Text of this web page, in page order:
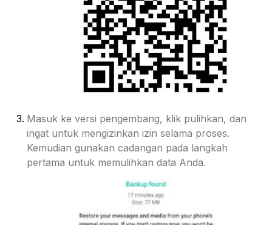
Masuk ke versi pengembang, klik pulihkan, dan
ingat untuk mengizinkan izin selama proses.
Kemudian gunakan cadangan pada langkah
pertama untuk memulihkan data Anda.